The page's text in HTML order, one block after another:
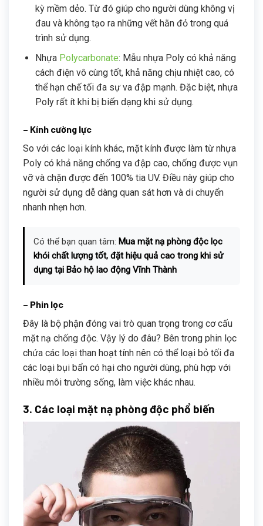
kỳ mềm dẻo. Từ đó giúp cho người dùng không vị
đau và không tạo ra những vết hằn đỏ trong quá
trình sử dụng.
Nhựa Polycarbonate: Mẫu nhựa Poly có khả năng
cách điện vô cùng tốt, khả năng chịu nhiệt cao, có
thể hạn chế tối đa sự va đập mạnh. Đặc biệt, nhựa
Poly rất ít khi bị biến dạng khi sử dụng.
– Kính cường lực
So với các loại kính khác, mặt kính được làm từ nhựa
Poly có khả năng chống va đập cao, chống được vụn
vỡ và chặn được đến 100% tia UV. Điều này giúp cho
người sử dụng dễ dàng quan sát hơn và di chuyển
nhanh nhẹn hơn.
Có thể bạn quan tâm: Mua mặt nạ phòng độc lọc
khói chất lượng tốt, đặt hiệu quả cao trong khi sử
dụng tại Bảo hộ lao động Vĩnh Thành
– Phin lọc
Đây là bộ phận đóng vai trò quan trọng trong cơ cấu
mặt nạ chống độc. Vậy lý do đâu? Bên trong phin lọc
chứa các loại than hoạt tính nên có thể loại bỏ tối đa
các loại bụi bẩn có hại cho người dùng, phù hợp với
nhiều môi trường sống, làm việc khác nhau.
3. Các loại mặt nạ phòng độc phổ biến